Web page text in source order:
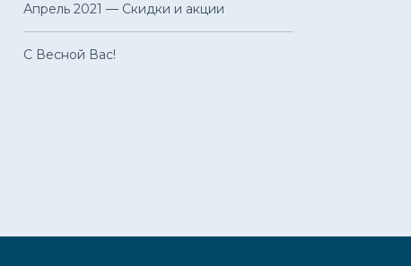
Апрель 2021 — Скидки и акции
С Весной Вас!